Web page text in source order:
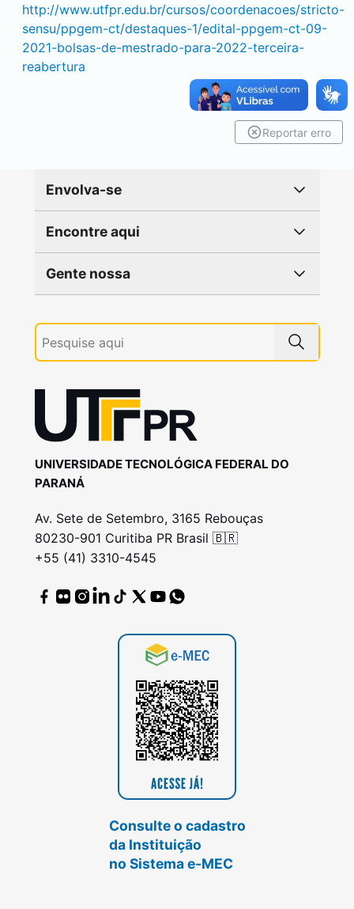
http://www.utfpr.edu.br/cursos/coordenacoes/stricto-
sensu/ppgem-ct/destaques-1/edital-ppgem-ct-09-
2021-bolsas-de-mestrado-para-2022-terceira-
reabertura
Reportar erro
Envolva-se
Encontre aqui
Gente nossa
UNIVERSIDADE TECNOLÓGICA FEDERAL DO
PARANÁ
Av. Sete de Setembro, 3165 Rebouças
80230-901 Curitiba PR Brasil 🇧🇷
+55 (41) 3310-4545
Consulte o cadastro
da Instituição
no Sistema e-MEC